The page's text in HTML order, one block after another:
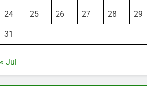
24 25 26 27 28 29
31
« Jul